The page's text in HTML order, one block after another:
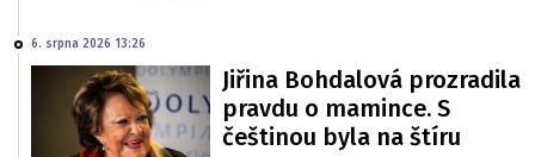
6. srpna 2026 13:26
Jiřina Bohdalová prozradila
pravdu o mamince. S
češtinou byla na štíru